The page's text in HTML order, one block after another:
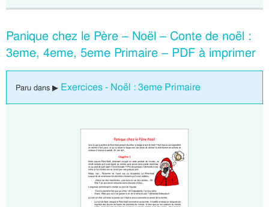
Panique chez le Père – Noël – Conte de noël :
3eme, 4eme, 5eme Primaire – PDF à imprimer
Paru dans ▶ Exercices - Noël : 3eme Primaire